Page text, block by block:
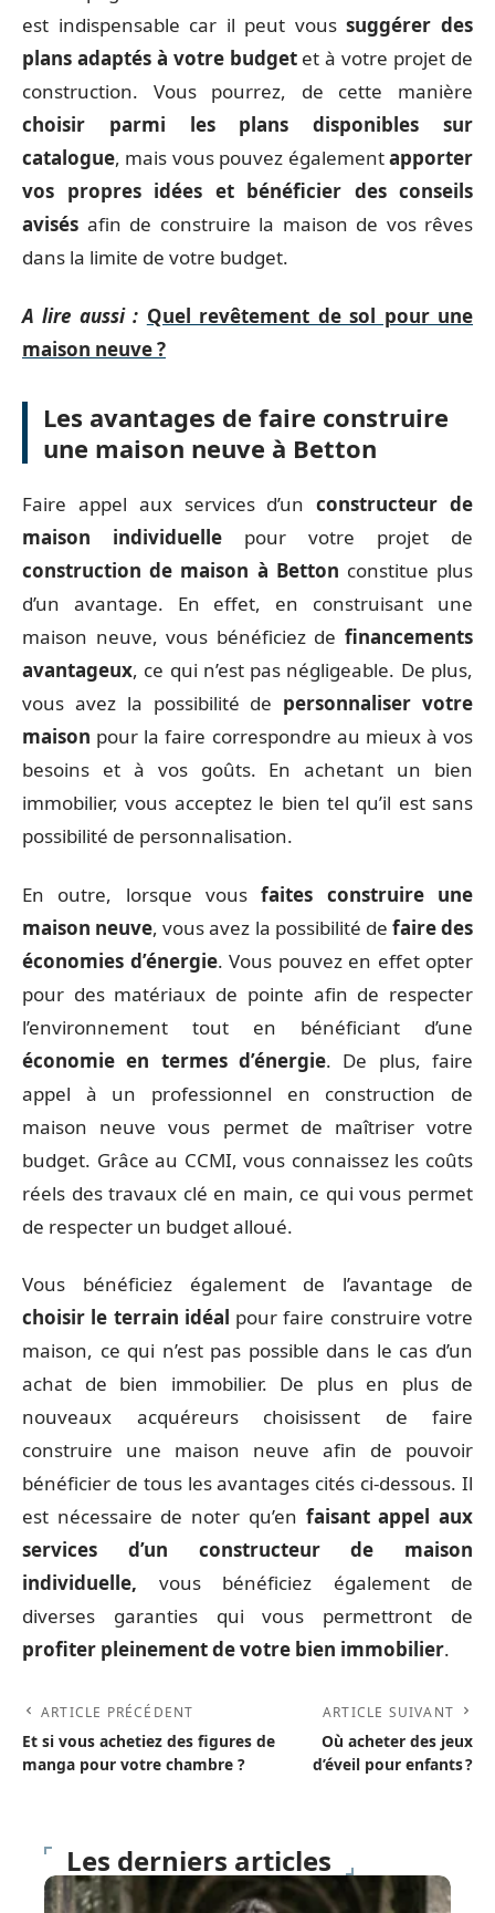
est indispensable car il peut voussuggérer des
plans adaptés à votre budgetet à votre projet de
construction. Vous pourrez, de cette manière
choisir parmi les plans disponibles sur
catalogue, mais vous pouvez égalementapporter
vos propres idées et bénéficier des conseils
avisés afin de construire la maison de vos rêves
dans la limite de votre budget.
A lire aussi : Quel revêtement de sol pour une
maison neuve ?
Les avantages de faire construire
une maison neuve à Betton
Faire appel aux services d’unconstructeur de
maison individuelle pour votre projet de
construction de maison à Betton constitue plus
d’un avantage. En effet, en construisant une
maison neuve, vous bénéficiez de financements
avantageux, ce qui n’est pas négligeable. De plus,
vous avez la possibilité de personnaliser votre
maison pour la faire correspondre au mieux à vos
besoins et à vos goûts. En achetant un bien
immobilier, vous acceptez le bien tel qu’il est sans
possibilité de personnalisation.
En outre, lorsque vousfaites construire une
maison neuve, vous avez la possibilité de faire des
économies d’énergie. Vous pouvez en effet opter
pour des matériaux de pointe afin de respecter
l’environnement tout en bénéficiant d’une
économie en termes d’énergie. De plus, faire
appel à un professionnel en construction de
maison neuve vous permet de maîtriser votre
budget. Grâce au CCMI, vous connaissez les coûts
réels des travaux clé en main, ce qui vous permet
de respecter un budget alloué.
Vous bénéficiez également de l’avantage de
choisir le terrain idéal pour faire construire votre
maison, ce qui n’est pas possible dans le cas d’un
achat de bien immobilier. De plus en plus de
nouveaux acquéreurs choisissent de faire
construire une maison neuve afin de pouvoir
bénéficier de tous les avantages cités ci-dessous. Il
est nécessaire de noter qu’en faisant appel aux
services d’un constructeur de maison
individuelle, vous bénéficiez également de
diverses garanties qui vous permettront de
profiter pleinement de votre bien immobilier.
ARTICLE PRÉCÉDENT
Et si vous achetiez des figures de
manga pour votre chambre ?
ARTICLE SUIVANT
Où acheter des jeux
d’éveil pour enfants ?
Les derniers articles